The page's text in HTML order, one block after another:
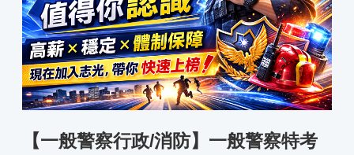
【一般警察行政/消防】一般警察特考